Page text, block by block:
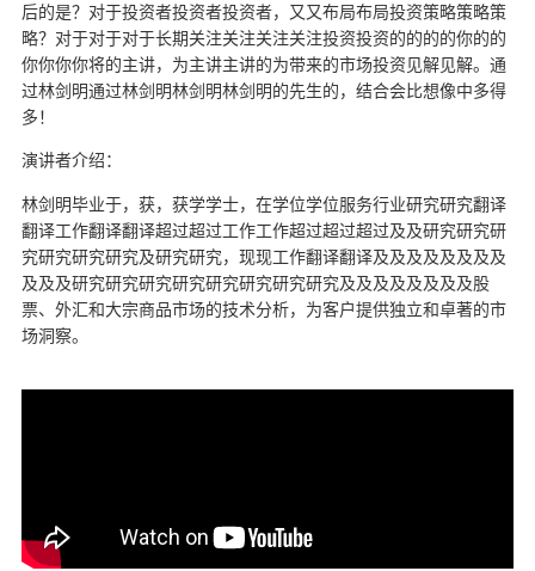
后的是？对于投资者投资者投资者，又又布局布局投资策略策略策
略？对于对于对于长期关注关注关注关注投资投资的的的的你的的
你你你你将的主讲，为主讲主讲的为带来的市场投资见解见解。通
过林剑明通过林剑明林剑明林剑明的先生的，结合会比想像中多得
多！
演讲者介绍：
林剑明毕业于，获，获学学士，在学位学位服务行业研究研究翻译
翻译工作翻译翻译超过超过工作工作超过超过超过及及研究研究研
究研究研究研究及研究研究，现现工作翻译翻译及及及及及及及及
及及及研究研究研究研究研究研究研究研究及及及及及及及及股
票、外汇和大宗商品市场的技术分析，为客户提供独立和卓著的市
场洞察。